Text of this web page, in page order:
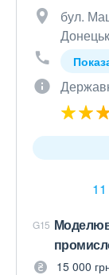
бул.
G15
15 000